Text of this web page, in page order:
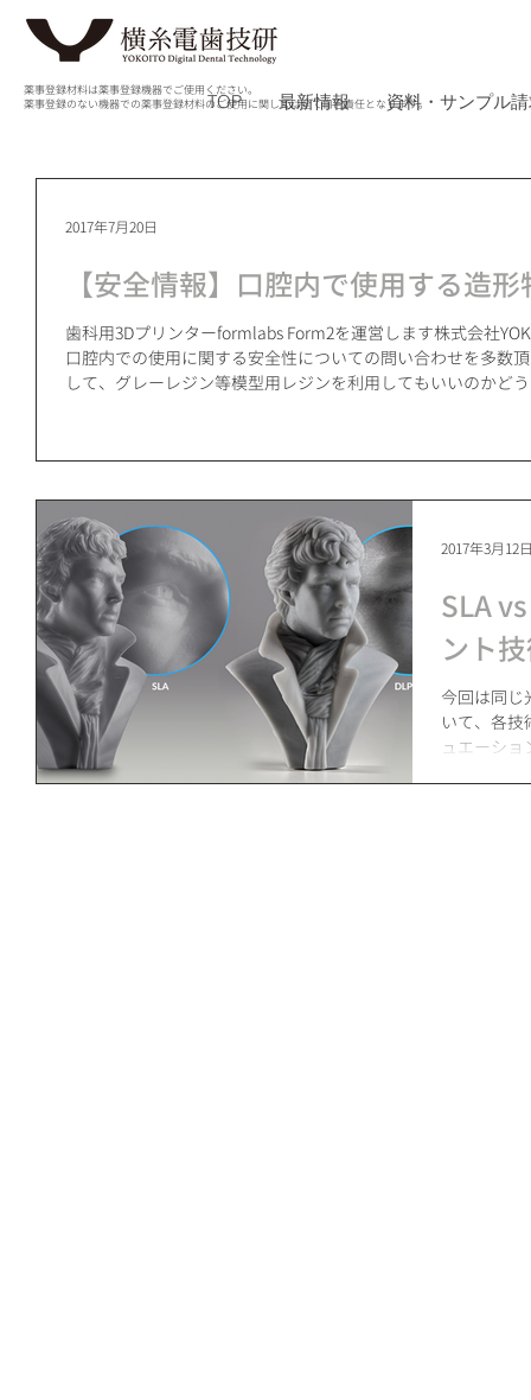
薬事登録材料は薬事登録機器でご使用ください。
薬事登録のない機器での薬事登録材料のご使用に関しては全て自己責任となります。
TOP 最新情報 資料・サンプル
【安全情報】口腔内で使用する造
歯科用3Dプリンターformlabs Form2を運営します株式会社YOKOITOサ
口腔内での使用に関する安全性についての問い合わせを多数頂いております。 特
して、グレーレジン等模型用レジンを利用してもいいのかど
2017年7月20日
SLA
ント
今回は同じ
いて、各
ュエーシ
2017年3月12